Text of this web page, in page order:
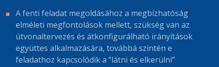
A fenti feladat megoldásához a megbízhatóság
elméleti megfontolások mellett, szükség van az
útvonaltervezés és átkonfigurálható irányítások
együttes alkalmazására, továbbá szintén e
feladathoz kapcsolódik a ”látni és elkerülni”